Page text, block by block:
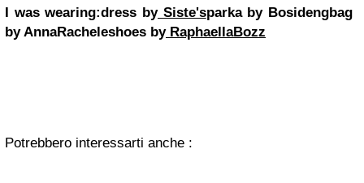
I was wearing:dress bySiste'sparka by Bosidengbag
by AnnaRacheleshoes byRaphaellaBozz
Potrebbero interessarti anche :